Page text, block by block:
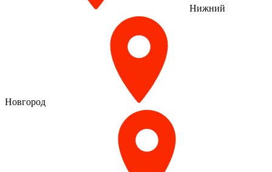
Нижний
Новгород